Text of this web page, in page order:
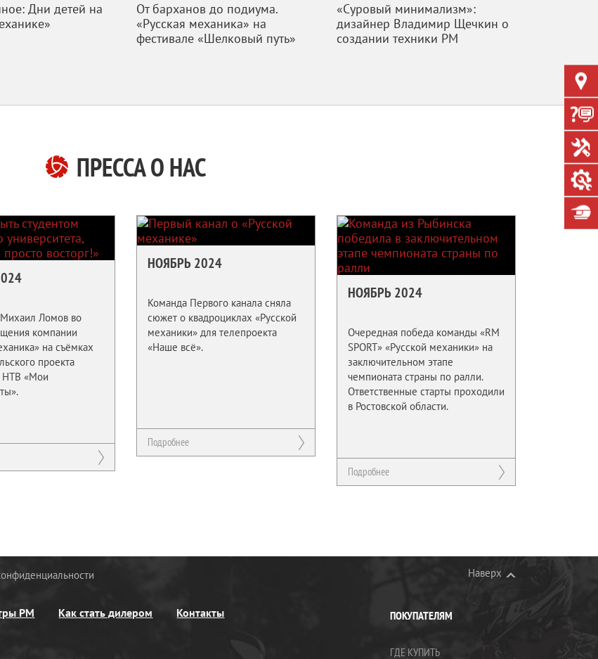
Дни детей на
От барханов до подиума.
«Русская механика» на
фестивале «Шелковый путь»
«Суровый минимализм»:
дизайнер Владимир Щечкин о
создании техники РМ
ПРЕССА О НАС
Ломов во
компании
на съёмках
проекта
НТВ «Мои
НОЯБРЬ 2024
Команда Первого канала сняла
сюжет о квадроциклах «Русской
механики» для телепроекта
«Наше всё».
Подробнее
НОЯБРЬ 2024
Очередная победа команды «RM
SPORT» «Русской механики» на
заключительном этапе
чемпионата страны по ралли.
Ответственные старты проходили
в Ростовской области.
Подробнее
Наверх
РМ Как стать дилером Контакты ПОКУПАТЕЛЯМ
ГДЕ КУПИТЬ